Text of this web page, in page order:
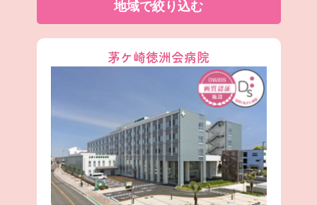
地域で絞り込む
茅ケ崎徳洲会病院